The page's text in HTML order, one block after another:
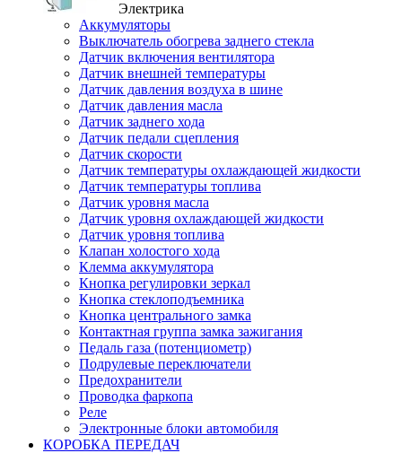
Электрика
Аккумуляторы
Выключатель обогрева заднего стекла
Датчик включения вентилятора
Датчик внешней температуры
Датчик давления воздуха в шине
Датчик давления масла
Датчик заднего хода
Датчик педали сцепления
Датчик скорости
Датчик температуры охлаждающей жидкости
Датчик температуры топлива
Датчик уровня масла
Датчик уровня охлаждающей жидкости
Датчик уровня топлива
Клапан холостого хода
Клемма аккумулятора
Кнопка регулировки зеркал
Кнопка стеклоподъемника
Кнопка центрального замка
Контактная группа замка зажигания
Педаль газа (потенциометр)
Подрулевые переключатели
Предохранители
Проводка фаркопа
Реле
Электронные блоки автомобиля
КОРОБКА ПЕРЕДАЧ